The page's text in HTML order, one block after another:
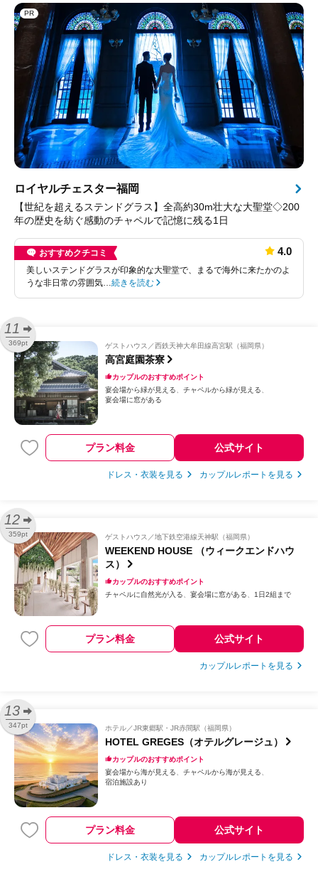
PR
ロイヤルチェスター福岡
【世紀を超えるステンドグラス】全高約30m壮大な大聖堂◇200
年の歴史を紡ぐ感動のチャペルで記憶に残る1日
おすすめクチコミ 4.0
美しいステンドグラスが印象的な大聖堂で、まるで海外に来たかのよ
うな非日常の雰囲気…続きを読む
11
369pt ゲストハウス 西鉄天神大牟田線高宮駅（福岡県）
高宮庭園茶寮
カップルのおすすめポイント
宴会場から緑が見える
チャペルから緑が見える
宴会場に窓がある
プラン料金 公式サイト
ドレス・衣装を見る カップルレポートを見る
12
359pt ゲストハウス 地下鉄空港線天神駅（福岡県）
WEEKEND HOUSE （ウィークエンドハウ
ス）
カップルのおすすめポイント
チャペルに自然光が入る
宴会場に窓がある 1日2組まで
プラン料金 公式サイト
カップルレポートを見る
13
347pt ホテル JR東郷駅・JR赤間駅（福岡県）
HOTEL GREGES（オテルグレージュ）
カップルのおすすめポイント
宴会場から海が見える
チャペルから海が見える
宿泊施設あり
プラン料金 公式サイト
ドレス・衣装を見る カップルレポートを見る